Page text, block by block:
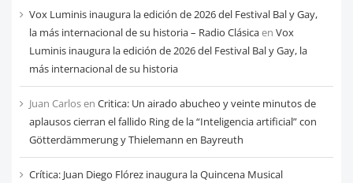
Vox Luminis inaugura la edición de 2026 del Festival Bal y Gay,
la más internacional de su historia – Radio Clásicaen Vox
Luminis inaugura la edición de 2026 del Festival Bal y Gay, la
más internacional de su historia
Juan Carlosen Critica: Un airado abucheo y veinte minutos de
aplausos cierran el fallido Ring de la “Inteligencia artificial” con
Götterdämmerung y Thielemann en Bayreuth
Crítica: Juan Diego Flórez inaugura la Quincena Musical